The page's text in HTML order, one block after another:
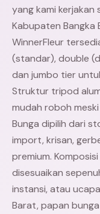
yang kami kerjakan
Kabupaten Bangka
WinnerFleur
(standar), double
dan jumbo tier
Struktur tripod
mudah roboh
Bunga dipilih dari
import, krisan,
premium.
disesuaikan
instansi, atau
Barat, papan